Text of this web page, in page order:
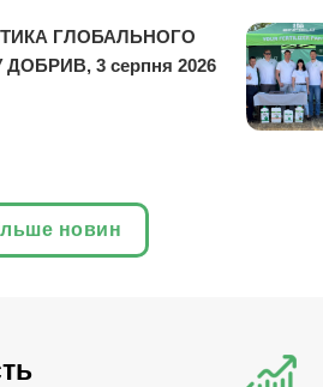
ГЛОБАЛЬНОГО
ДОБРИВ, 3 серпня 2026
новин